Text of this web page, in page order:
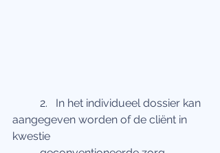
aangegeven worden of de cliënt in
kwestie